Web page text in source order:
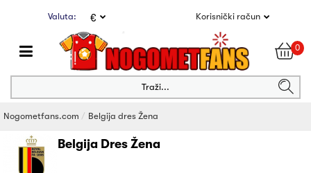
Valuta: € Korisnički račun
0
Traži...
Nogometfans.com Belgija dres Žena
Belgija Dres Žena